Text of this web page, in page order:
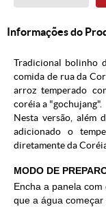
Informações do
Tradicional bolinho
comida de rua da
arroz temperado
coréia a "gochujang".
Nesta versão, além
adicionado o
diretamente da
MODO DE
Encha a panela
que a água